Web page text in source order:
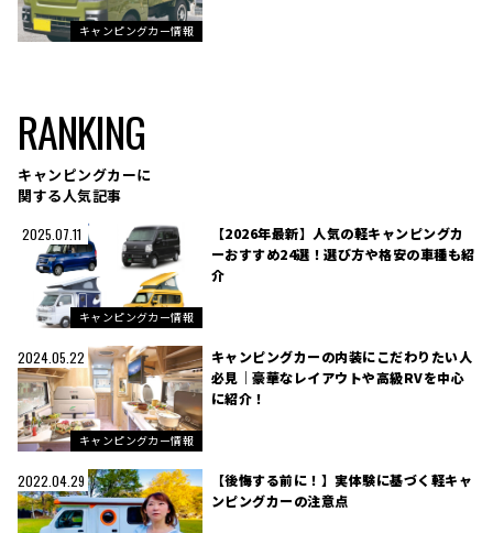
キャンピングカー情報
RANKING
キャンピングカーに
関する人気記事
2025.07.11
キャンピングカー情報
【2026年最新】人気の軽キャンピングカ
ーおすすめ24選！選び方や格安の車種も紹
介
2024.05.22
キャンピングカー情報
キャンピングカーの内装にこだわりたい人
必見｜豪華なレイアウトや高級RVを中心
に紹介！
2022.04.29
【後悔する前に！】実体験に基づく軽キャ
ンピングカーの注意点